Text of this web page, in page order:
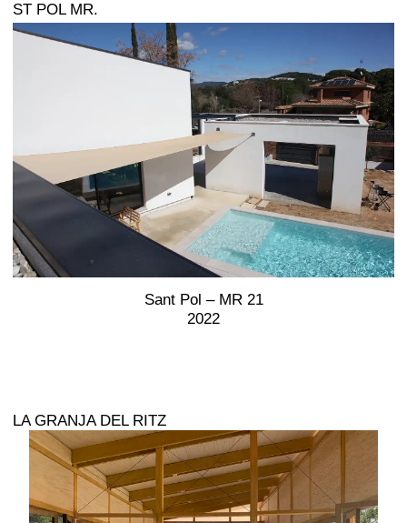
ST POL MR.
Sant Pol – MR 21
2022
LA GRANJA DEL RITZ